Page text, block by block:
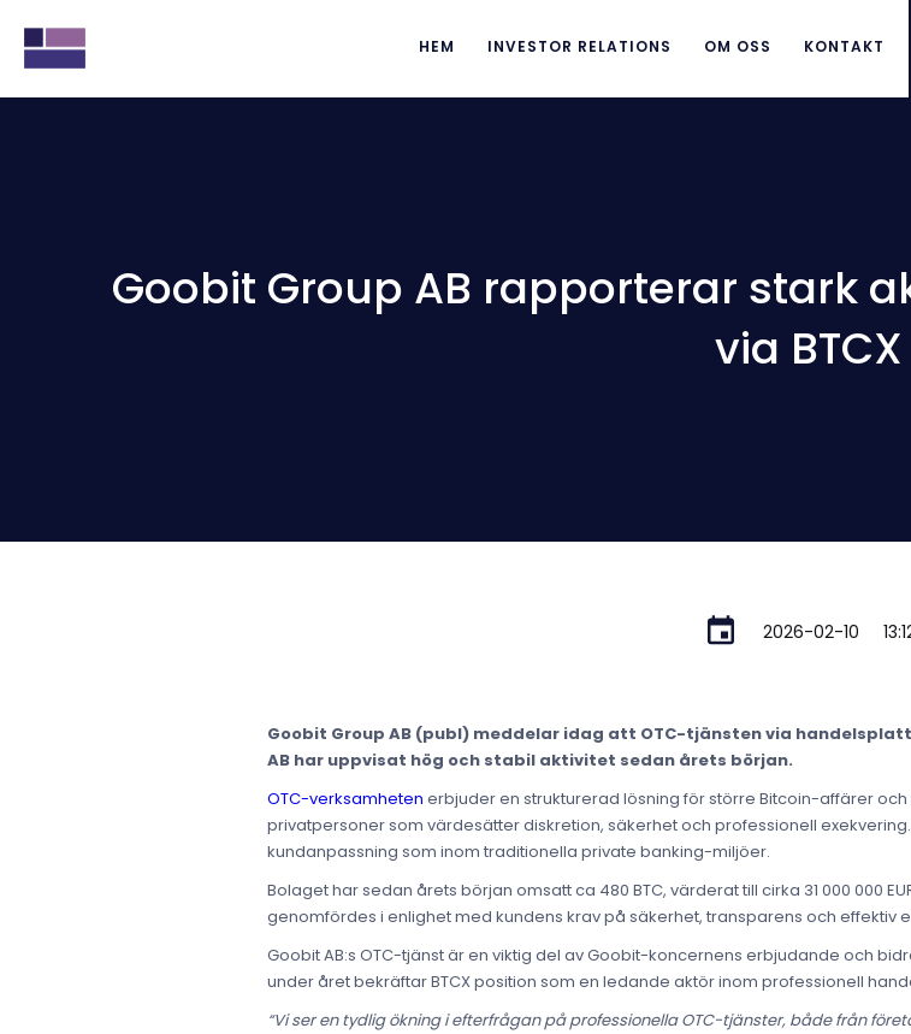
HEM INVESTOR RELATIONS OM OSS KONTAKT
Goobit Group AB rapporterar stark
via BTCX
2026-02-10
Goobit Group AB (publ) meddelar idag att OTC-tjänsten via
AB har uppvisat hög och stabil aktivitet sedan årets början.
OTC-verksamheten erbjuder en strukturerad lösning för större Bitcoin-affärer
privatpersoner som värdesätter diskretion, säkerhet och professionell
kundanpassning som inom traditionella private banking-miljöer.
Bolaget har sedan årets början omsatt ca 480 BTC, värderat till cirka 31 000 000
genomfördes i enlighet med kundens krav på säkerhet, transparens och effektiv
Goobit AB:s OTC-tjänst är en viktig del av Goobit-koncernens erbjudande och
under året bekräftar BTCX position som en ledande aktör inom professionell
“Vi ser en tydlig ökning i efterfrågan på professionella OTC-tjänster, både från